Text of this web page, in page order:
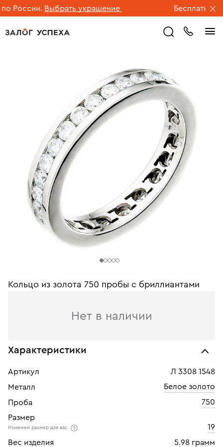
России. Выбрать украшение Бесплатная
Кольцо из золота 750 пробы c бриллиантами
Нет в наличии
Характеристики
Артикул
Л 3308 1548
Металл
Белое золото
Проба
750
Размер
Изменим размер для вас
19
Вес изделия
5.98 грамм